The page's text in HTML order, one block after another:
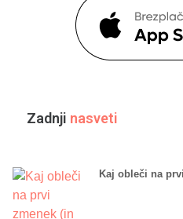
Zadnji nasveti
Kaj obleči na